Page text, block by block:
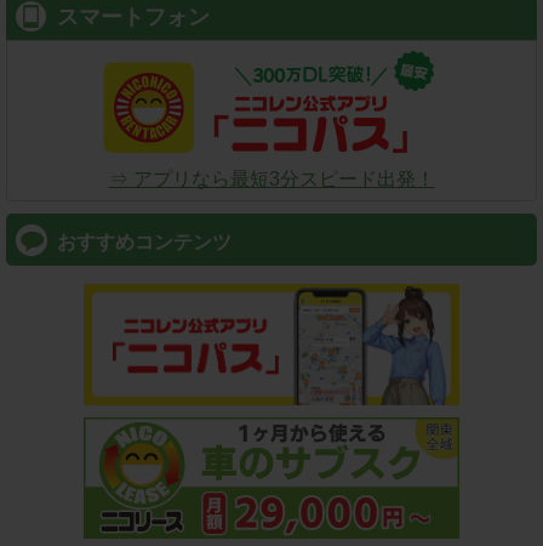
スマートフォン
⇒ アプリなら最短3分スピード出発！
おすすめコンテンツ